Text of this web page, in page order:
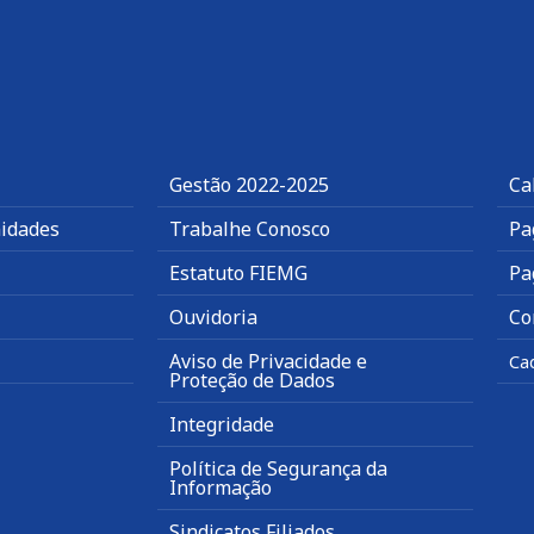
Gestão 2022-2025
Trabalhe Conosco
Estatuto FIEMG
Ouvidoria
Aviso de Privacidade e
Proteção de Dados
Integridade
Política de Segurança da
Informação